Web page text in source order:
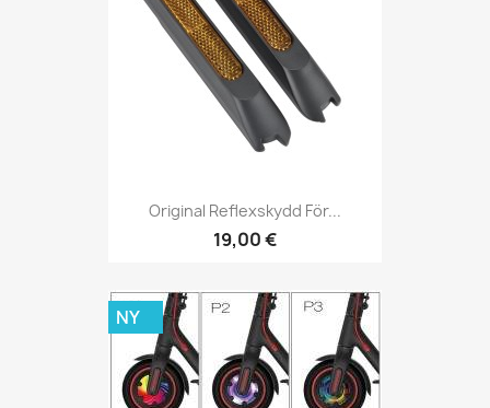
Original Reflexskydd För...
19,00 €
NY